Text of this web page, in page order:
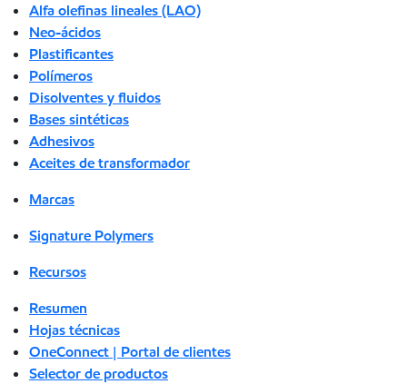
Alfa olefinas lineales (LAO)
Neo-ácidos
Plastificantes
Polímeros
Disolventes y fluidos
Bases sintéticas
Adhesivos
Aceites de transformador
Marcas
Signature Polymers
Recursos
Resumen
Hojas técnicas
OneConnect | Portal de clientes
Selector de productos